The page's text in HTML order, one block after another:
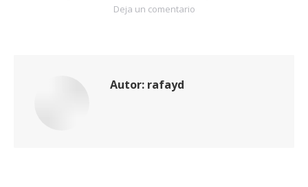
Deja un comentario
Autor: rafayd